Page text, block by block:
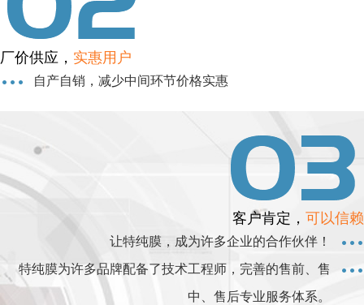
厂价供应， 实惠用户
自产自销，减少中间环节价格实惠
客户肯定， 可以信赖
让特纯膜，成为许多企业的合作伙伴！
特纯膜为许多品牌配备了技术工程师，完善的售前、售
中、售后专业服务体系。